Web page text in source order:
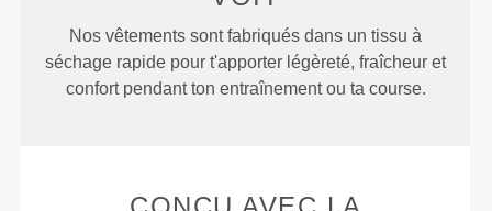
Nos vêtements sont fabriqués dans un tissu à
séchage rapide pour t'apporter légèreté, fraîcheur et
confort pendant ton entraînement ou ta course.